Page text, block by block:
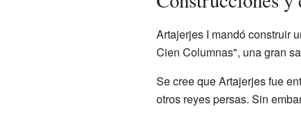
Artajerjes I mandó construir
Cien Columnas", una gran
Se cree que Artajerjes fue
otros reyes persas. Sin